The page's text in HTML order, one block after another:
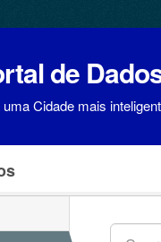
de
uma Cidade mais